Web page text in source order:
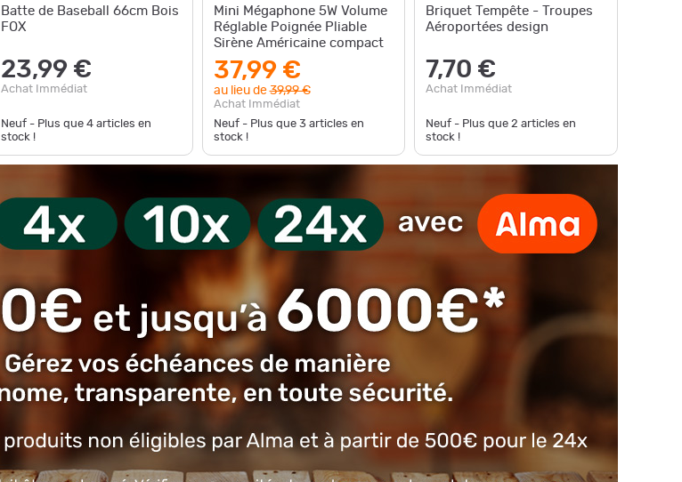
Batte de Baseball 66cm Bois
FOX
23,99 €
Achat Immédiat
Neuf - Plus que 4articles en
stock !
Mini Mégaphone 5W Volume
Réglable Poignée Pliable
Sirène Américaine compact
37,99 €
au lieu de39,99 €
Achat Immédiat
Neuf - Plus que 3articles en
stock !
Briquet Tempête - Troupes
Aéroportées design
7,70 €
Achat Immédiat
Neuf - Plus que2 articles en
stock !